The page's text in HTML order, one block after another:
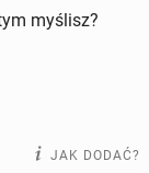
myślisz?
JAK DODAĆ?